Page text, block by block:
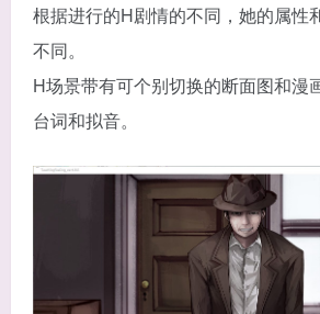
根据进行的H剧情的不同，她的属性
不同。
H场景带有可个别切换的断面图和漫
台词和拟音。